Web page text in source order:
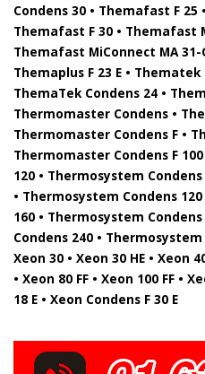
Condens 30 • Themafast F 25
Themafast F 30 • Themafast
Themafast MiConnect MA 31-
Themaplus F 23 E • Thematek
ThemaTek Condens 24 •
Thermomaster Condens •
Thermomaster Condens F •
Thermomaster Condens F
120 • Thermosystem
• Thermosystem Condens
160 • Thermosystem
Condens 240 • Thermosystem
Xeon 30 • Xeon 30 HE • Xeon
• Xeon 80 FF • Xeon 100 FF •
18 E • Xeon Condens F 30 E